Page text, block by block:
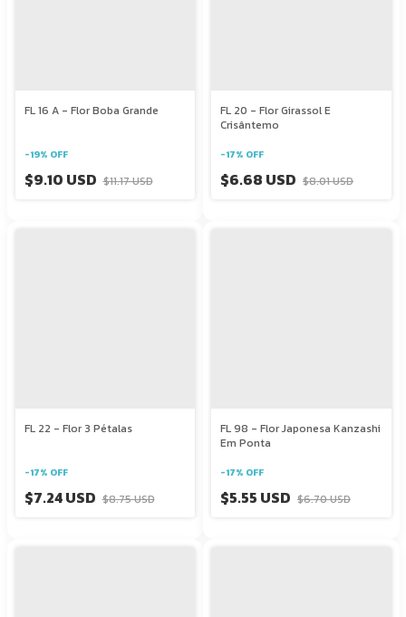
FL 16 A - Flor Boba Grande
-19% OFF
$9.10 USD $11.17 USD
FL 20 - Flor Girassol E
Crisântemo
-17% OFF
$6.68 USD $8.01 USD
FL 22 - Flor 3 Pétalas
-17% OFF
$7.24 USD $8.75 USD
FL 98 - Flor Japonesa Kanzashi
Em Ponta
-17% OFF
$5.55 USD $6.70 USD